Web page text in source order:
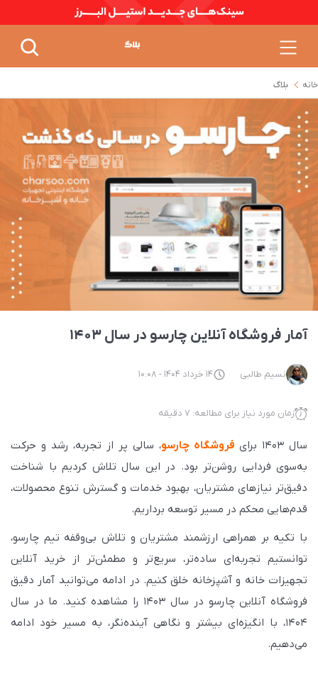
خانه بلاگ
آمار فروشگاه آنلاین چارسو در سال ۱۴۰۳
نسیم طالبی 14 خرداد 1404 - 10:08
زمان مورد نیاز برای مطالعه: 7 دقیقه
سال ۱۴۰۳ برای فروشگاه چارسو، سالی پر از تجربه، رشد و حرکت
به‌سوی فردایی روشن‌تر بود. در این سال تلاش کردیم با شناخت
دقیق‌تر نیازهای مشتریان، بهبود خدمات و گسترش تنوع محصولات،
قدم‌هایی محکم در مسیر توسعه برداریم.
با تکیه بر همراهی ارزشمند مشتریان و تلاش بی‌وقفه تیم چارسو،
توانستیم تجربه‌ای ساده‌تر، سریع‌تر و مطمئن‌تر از خرید آنلاین
تجهیزات خانه و آشپزخانه خلق کنیم. در ادامه می‌توانید آمار دقیق
فروشگاه آنلاین چارسو در سال ۱۴۰۳ را مشاهده کنید. ما در سال
۱۴۰۴، با انگیزه‌ای بیشتر و نگاهی آینده‌نگر، به مسیر خود ادامه
می‌دهیم.